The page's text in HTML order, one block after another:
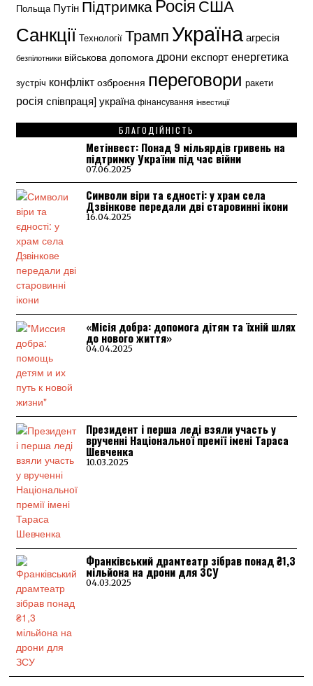
Польща Путін Підтримка США
Санкції Технології ТрампУкраїнаагресія
безпілотники військова допомога дрони експорт енергетика
зустріч конфлікт озброєння переговори ракети
росія співпраця] україна фінансування інвестиції
БЛАГОДІЙНІСТЬ
Метінвест: Понад 9 мільярдів гривень на
підтримку України під час війни
07.06.2025
Символи віри та єдності: у храм села
Дзвінкове передали дві старовинні ікони
16.04.2025
«Місія добра: допомога дітям та їхній шлях
до нового життя»
04.04.2025
Президент і перша леді взяли участь у
врученні Національної премії імені Тараса
Шевченка
10.03.2025
Франківський драмтеатр зібрав понад ₴1,3
мільйона на дрони для ЗСУ
04.03.2025